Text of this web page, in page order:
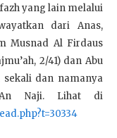
yang lain melalui
dari Anas,
Musnad Al Firdaus
2/41) dan Abu
sekali dan namanya
Naji. Lihat di